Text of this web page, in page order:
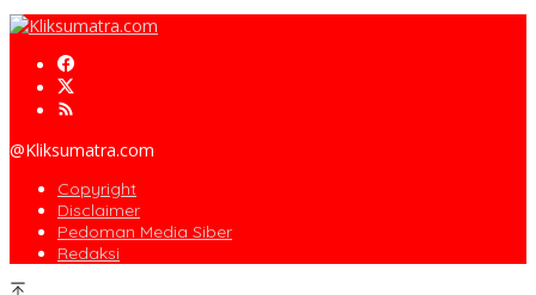
@Kliksumatra.com
Copyright
Disclaimer
Pedoman Media Siber
Redaksi